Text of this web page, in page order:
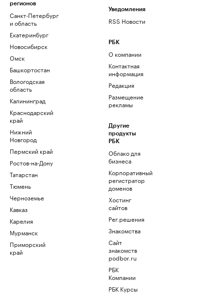
регионов
Санкт-Петербург
и область
Екатеринбург
Новосибирск
Омск
Башкортостан
Вологодская
область
Калининград
Краснодарский
край
Нижний
Новгород
Пермский край
Ростов-на-Дону
Татарстан
Тюмень
Черноземье
Кавказ
Карелия
Мурманск
Приморский
край
Уведомления
RSS Новости
РБК
О компании
Контактная
информация
Редакция
Размещение
рекламы
Другие
продукты
РБК
Облако для
бизнеса
Корпоративный
регистратор
доменов
Хостинг
сайтов
Рег.решения
Знакомства
Сайт
знакомств
podbor.ru
РБК
Компании
РБК Курсы